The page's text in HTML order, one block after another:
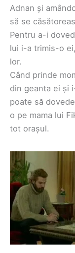
Adnan și
să se
Pentru a-i
lui i-a trimis-o
lor.
Când prinde
din geanta ei și
poate să
o pe mama lui
tot orașul.